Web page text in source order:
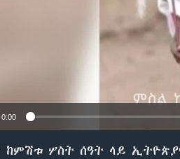
0:00
ከምሽቱ ሦስት ሰዓት ላይ